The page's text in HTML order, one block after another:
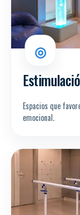
◎
Espacios que
emocional.